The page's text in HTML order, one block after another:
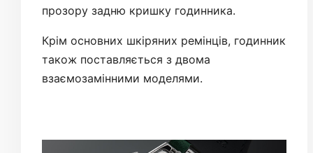
прозору задню кришку годинника.
Крім основних шкіряних ремінців, годинник
також поставляється з двома
взаємозамінними моделями.